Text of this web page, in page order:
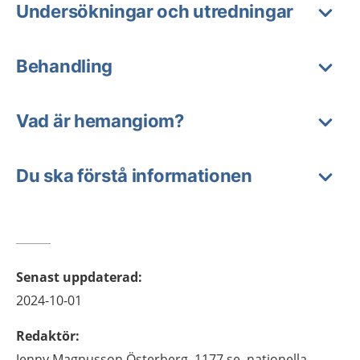
Undersökningar och utredningar
Behandling
Vad är hemangiom?
Du ska förstå informationen
Senast uppdaterad:
2024-10-01
Redaktör: